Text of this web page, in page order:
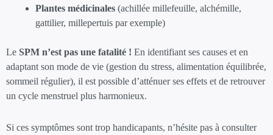
Plantes médicinales (achillée millefeuille, alchémille,
gattilier, millepertuis par exemple)
Le SPM n’est pas une fatalité ! En identifiant ses causes et en
adaptant son mode de vie (gestion du stress, alimentation équilibrée,
sommeil régulier), il est possible d’atténuer ses effets et de retrouver
un cycle menstruel plus harmonieux.
Si ces symptômes sont trop handicapants, n’hésite pas à consulter